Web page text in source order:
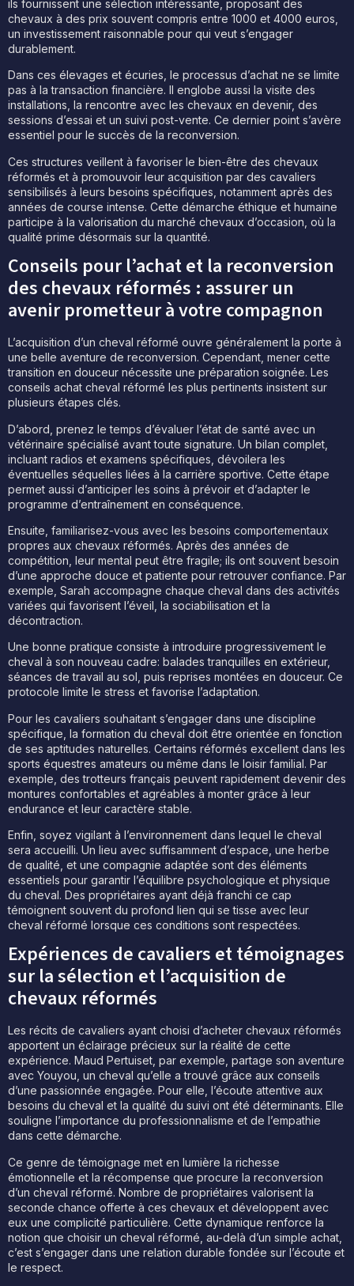
ils fournissent une sélection intéressante, proposant des
chevaux à des prix souvent compris entre 1000 et 4000 euros,
un investissement raisonnable pour qui veut s’engager
durablement.
Dans ces élevages et écuries, le processus d’achat ne se limite
pas à la transaction financière. Il englobe aussi la visite des
installations, la rencontre avec les chevaux en devenir, des
sessions d’essai et un suivi post-vente. Ce dernier point s’avère
essentiel pour le succès de la reconversion.
Ces structures veillent à favoriser le bien-être des chevaux
réformés et à promouvoir leur acquisition par des cavaliers
sensibilisés à leurs besoins spécifiques, notamment après des
années de course intense. Cette démarche éthique et humaine
participe à la valorisation du marché chevaux d’occasion, où la
qualité prime désormais sur la quantité.
Conseils pour l’achat et la reconversion
des chevaux réformés : assurer un
avenir prometteur à votre compagnon
L’acquisition d’un cheval réformé ouvre généralement la porte à
une belle aventure de reconversion. Cependant, mener cette
transition en douceur nécessite une préparation soignée. Les
conseils achat cheval réformé les plus pertinents insistent sur
plusieurs étapes clés.
D’abord, prenez le temps d’évaluer l’état de santé avec un
vétérinaire spécialisé avant toute signature. Un bilan complet,
incluant radios et examens spécifiques, dévoilera les
éventuelles séquelles liées à la carrière sportive. Cette étape
permet aussi d’anticiper les soins à prévoir et d’adapter le
programme d’entraînement en conséquence.
Ensuite, familiarisez-vous avec les besoins comportementaux
propres aux chevaux réformés. Après des années de
compétition, leur mental peut être fragile; ils ont souvent besoin
d’une approche douce et patiente pour retrouver confiance. Par
exemple, Sarah accompagne chaque cheval dans des activités
variées qui favorisent l’éveil, la sociabilisation et la
décontraction.
Une bonne pratique consiste à introduire progressivement le
cheval à son nouveau cadre: balades tranquilles en extérieur,
séances de travail au sol, puis reprises montées en douceur. Ce
protocole limite le stress et favorise l’adaptation.
Pour les cavaliers souhaitant s’engager dans une discipline
spécifique, la formation du cheval doit être orientée en fonction
de ses aptitudes naturelles. Certains réformés excellent dans les
sports équestres amateurs ou même dans le loisir familial. Par
exemple, des trotteurs français peuvent rapidement devenir des
montures confortables et agréables à monter grâce à leur
endurance et leur caractère stable.
Enfin, soyez vigilant à l’environnement dans lequel le cheval
sera accueilli. Un lieu avec suffisamment d’espace, une herbe
de qualité, et une compagnie adaptée sont des éléments
essentiels pour garantir l’équilibre psychologique et physique
du cheval. Des propriétaires ayant déjà franchi ce cap
témoignent souvent du profond lien qui se tisse avec leur
cheval réformé lorsque ces conditions sont respectées.
Expériences de cavaliers et témoignages
sur la sélection et l’acquisition de
chevaux réformés
Les récits de cavaliers ayant choisi d’acheter chevaux réformés
apportent un éclairage précieux sur la réalité de cette
expérience. Maud Pertuiset, par exemple, partage son aventure
avec Youyou, un cheval qu’elle a trouvé grâce aux conseils
d’une passionnée engagée. Pour elle, l’écoute attentive aux
besoins du cheval et la qualité du suivi ont été déterminants. Elle
souligne l’importance du professionnalisme et de l’empathie
dans cette démarche.
Ce genre de témoignage met en lumière la richesse
émotionnelle et la récompense que procure la reconversion
d’un cheval réformé. Nombre de propriétaires valorisent la
seconde chance offerte à ces chevaux et développent avec
eux une complicité particulière. Cette dynamique renforce la
notion que choisir un cheval réformé, au-delà d’un simple achat,
c’est s’engager dans une relation durable fondée sur l’écoute et
le respect.